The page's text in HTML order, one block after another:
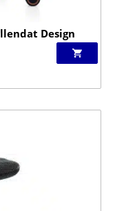
Design